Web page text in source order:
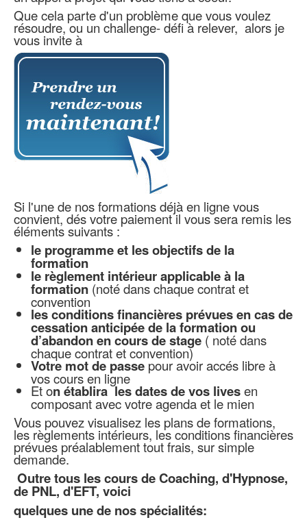
Que cela parte d'un problème que vous voulez
résoudre, ou un challenge- défi à relever, alors je
vous invite à
Si l'une de nos formations déjà en ligne vous
convient, dés votre paiement il vous sera remis les
éléments suivants :
le programme et les objectifs de la
formation
le règlement intérieur applicable à la
formation (noté dans chaque contrat et
convention
les conditions financières prévues en cas de
cessation anticipée de la formation ou
d’abandon en cours de stage ( noté dans
chaque contrat et convention)
Votre mot de passe pour avoir accés libre à
vos cours en ligne
Et on établira les dates de vos livesen
composant avec votre agenda et le mien
Vous pouvez visualisez les plans de formations,
les règlements intérieurs, les conditions financières
prévues préalablement tout frais, sur simple
demande.
Outre tous les cours de Coaching, d'Hypnose,
de PNL, d'EFT, voici
quelques une de nos spécialités: